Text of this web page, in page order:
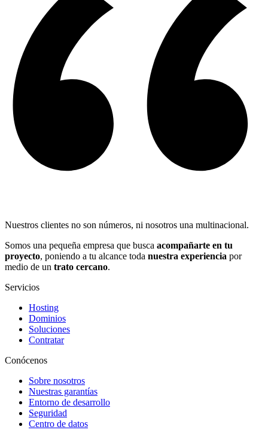
Nuestros clientes no son números, ni nosotros una multinacional.
Somos una pequeña empresa que busca acompañarte en tu
proyecto, poniendo a tu alcance toda nuestra experiencia por
medio de un trato cercano.
Servicios
Hosting
Dominios
Soluciones
Contratar
Conócenos
Sobre nosotros
Nuestras garantías
Entorno de desarrollo
Seguridad
Centro de datos